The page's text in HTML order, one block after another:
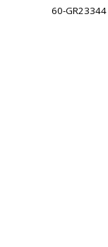
60-GR23344